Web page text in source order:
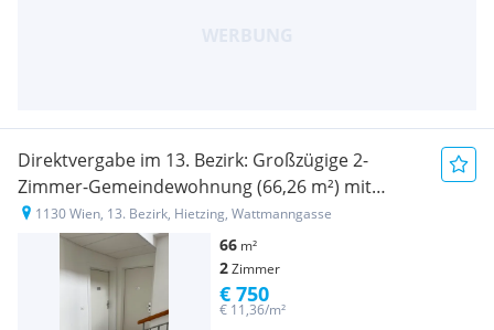
Direktvergabe im 13. Bezirk: Großzügige 2-
Zimmer-Gemeindewohnung (66,26 m²) mit
Fernwärme & Schwedenofen
1130 Wien, 13. Bezirk, Hietzing, Wattmanngasse
66 m²
2Zimmer
€ 11,36/m²
€ 750